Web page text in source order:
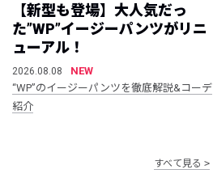
【新型も登場】大人気だっ
た”WP”イージーパンツがリニ
ューアル！
2026.08.08
NEW
“WP”のイージーパンツを徹底解説&コーデ
紹介
すべて見る